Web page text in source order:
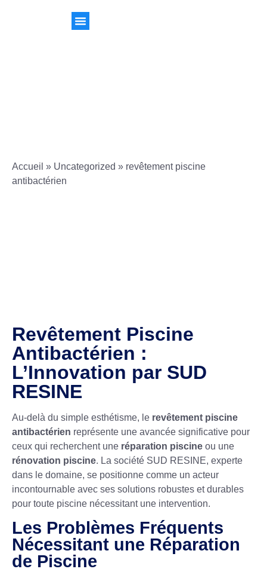
Accueil » Uncategorized » revêtement piscine
antibactérien
Revêtement Piscine
Antibactérien :
L’Innovation par SUD
RESINE
Au-delà du simple esthétisme, le revêtement piscine
antibactérien représente une avancée significative pour
ceux qui recherchent une réparation piscine ou une
rénovation piscine. La société SUD RESINE, experte
dans le domaine, se positionne comme un acteur
incontournable avec ses solutions robustes et durables
pour toute piscine nécessitant une intervention.
Les Problèmes Fréquents
Nécessitant une Réparation
de Piscine